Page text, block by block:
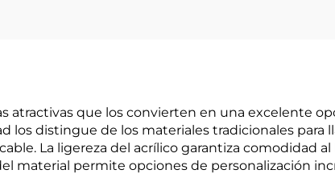
atractivas que los convierten en una excelente
los distingue de los materiales tradicionales para
La ligereza del acrílico garantiza comodidad
material permite opciones de personalización